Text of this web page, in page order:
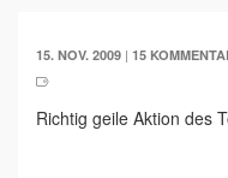
15. NOV. 2009 | 15
Richtig geile Aktion des